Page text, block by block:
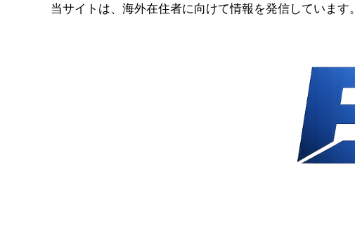
当サイトは、海外在住者に向けて情報を発信しています。